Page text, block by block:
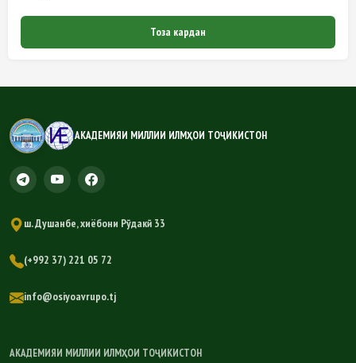
Тоза кардан
АКАДЕМИЯИ МИЛЛИИ ИЛМҲОИ ТОҶИКИСТОН
ш. Душанбе, хиёбони Рӯдакӣ 33
(+992 37) 221 05 72
info@osiyoavrupo.tj
АКАДЕМИЯИ МИЛЛИИ ИЛМҲОИ ТОҶИКИСТОН